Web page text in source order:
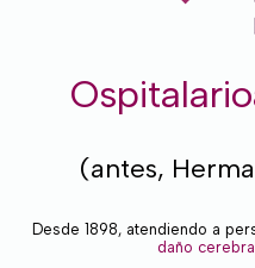
(antes,
Desde 1898, atendiendo a
daño